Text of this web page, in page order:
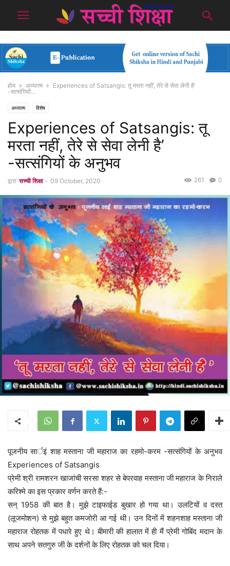
होम अध्यात्म
Experiences of Satsangis: तू मरता नहीं, तेरे से सेवा लेनी है’
-सत्संगियों...
अध्यात्म विशेष
Experiences of Satsangis: तू
मरता नहीं, तेरे से सेवा लेनी है’
-सत्संगियों के अनुभव
द्वारा सच्ची शिक्षा - 09 October, 2020 0
261
पूजनीय सार्इं शाह मस्ताना जी महाराज का रहमो-करम -सत्संगियों के अनुभव
Experiences of Satsangis
प्रेमी श्री रामशरन खाजांची सरसा शहर से बेपरवाह मस्ताना जी महाराज के निराले
करिश्मे का इस प्रकार वर्णन करते हैं:-
सन् 1958 की बात है। मुझे टाइफाईड बुखार हो गया था। उलटियों व दस्त
(लूजमोशन) से मुझे बहुत कमजोरी आ गई थी। उन दिनों में शहनशाह मस्ताना जी
महाराज रोहतक में पधारे हुए थे। बीमारी की हालात में ही मैं प्रेमी गोबिंद मदान के
साथ अपने सतगुरु जी के दर्शनों के लिए रोहतक को चल दिया।